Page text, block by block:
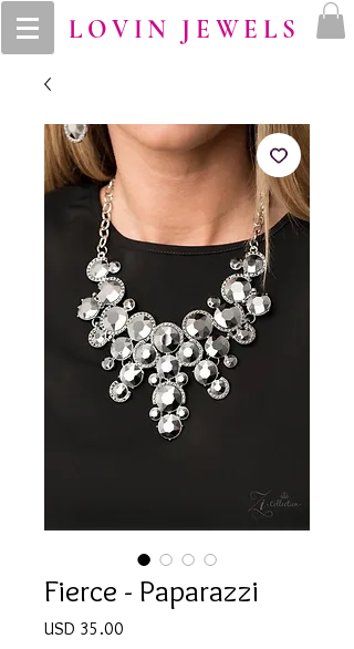
LOVIN JEWELS
Fierce - Paparazzi
USD 35.00